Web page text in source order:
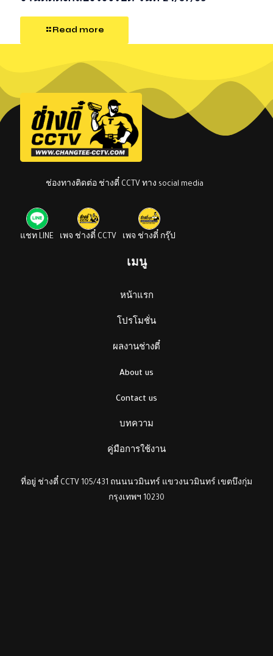
Read more
ช่องทางติดต่อ ช่างตี๋ CCTV ทาง social media
แชท LINE เพจ ช่างตี๋ CCTV เพจ ช่างตี๋ กรุ๊ป
เมนู
หน้าแรก
โปรโมชั่น
ผลงานช่างตี๋
About us
Contact us
บทความ
คู่มือการใช้งาน
ที่อยู่ ช่างตี๋ CCTV 105/431 ถนนนวมินทร์ แขวงนวมินทร์ เขตบึงกุ่ม
กรุงเทพฯ 10230